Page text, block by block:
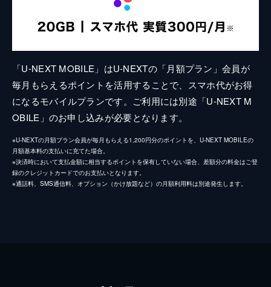
「U-NEXT MOBILE」はU-NEXTの「月額プラン」会員が
毎月もらえるポイントを活用することで、スマホ代がお得
になるモバイルプランです。ご利用には別途「U-NEXT M
OBILE」のお申し込みが必要となります。
※U-NEXTの月額プラン会員が毎月もらえる1,200円分のポイントを、U-NEXT MOBILEの
月額基本料の支払いに充てた場合。
※決済時において支払金額に相当するポイントを保有していない場合、差額分の料金はご登
録のクレジットカードでのお支払いとなります。
※通話料、SMS通信料、オプション（かけ放題など）の月額利用料は別途発生します。